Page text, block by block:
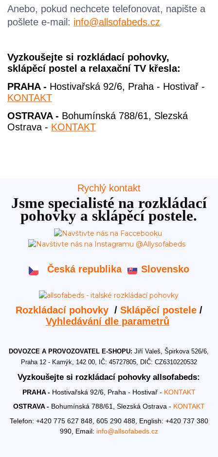
Anebo, pokud nechcete telefonovat, napište a
pošlete e-mail: info@allsofabeds.cz.
Vyzkoušejte si rozkládací pohovky,
sklápěcí postel a relaxační TV křesla:
PRAHA - Hostivařská 92/6, Praha - Hostivař -
KONTAKT
OSTRAVA - Bohumínská 788/61, Slezská
Ostrava - KONTAKT
Rychlý kontakt
Jsme specialisté na rozkládací
pohovky a sklápěcí postele.
Česká republika Slovensko
Rozkládací pohovky / Sklápěcí postele/
Vyhledávání dle parametrů
DOVOZCE A PROVOZOVATEL E-SHOPU:Jiří Valeš, Špirkova 526/6,
Praha 12 - Kamýk, 142 00, IČ: 45727805, DIČ: CZ6310220532
Vyzkoušejte si rozkládací pohovky allsofabeds:
PRAHA - Hostivařská 92/6, Praha - Hostivař - KONTAKT
OSTRAVA - Bohumínská 788/61, Slezská Ostrava - KONTAKT
Telefon: +420 775 627 848, 605 290 488, English: +420 737 380
990, Email: info@allsofabeds.cz